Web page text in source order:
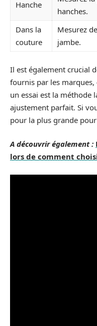
Hanche
hanches.
Dans la
couture
Mesurez
jambe.
Il est également crucial
fournis par les marques,
un essai est la méthode
ajustement parfait. Si
pour la plus grande
A découvrir également :
lors de comment